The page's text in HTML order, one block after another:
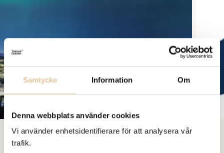
Samtycke Information Om
Denna webbplats använder cookies
Vi använder enhetsidentifierare för att analysera vår
trafik.